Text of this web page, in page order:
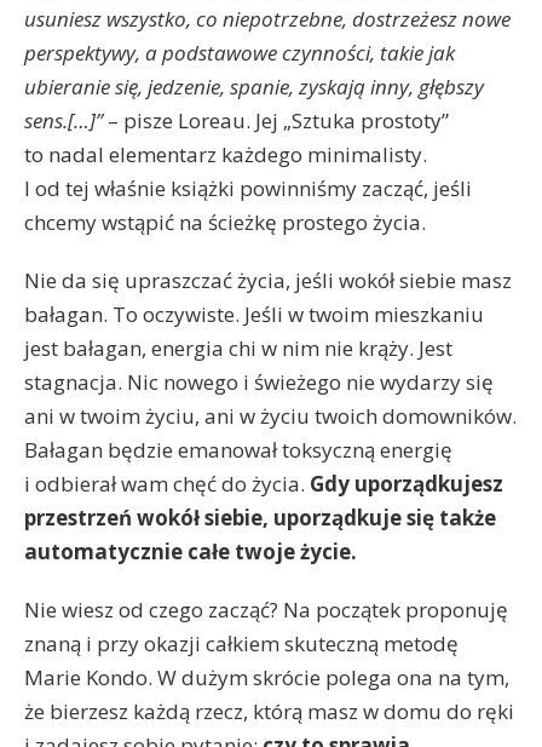
usuniesz wszystko, co niepotrzebne, dostrzeżesz nowe
perspektywy, a podstawowe czynności, takie jak
ubieranie się, jedzenie, spanie, zyskają inny, głębszy
sens.[…]”– pisze Loreau. Jej „Sztuka prostoty”
to nadal elementarz każdego minimalisty.
I od tej właśnie książki powinniśmy zacząć, jeśli
chcemy wstąpić na ścieżkę prostego życia.
Nie da się upraszczać życia, jeśli wokół siebie masz
bałagan. To oczywiste. Jeśli w twoim mieszkaniu
jest bałagan, energia chi w nim nie krąży. Jest
stagnacja. Nic nowego i świeżego nie wydarzy się
ani w twoim życiu, ani w życiu twoich domowników.
Bałagan będzie emanował toksyczną energię
i odbierał wam chęć do życia. Gdy uporządkujesz
przestrzeń wokół siebie, uporządkuje się także
automatycznie całe twoje życie.
Nie wiesz od czego zacząć? Na początek proponuję
znaną i przy okazji całkiem skuteczną metodę
Marie Kondo. W dużym skrócie polega ona na tym,
że bierzesz każdą rzecz, którą masz w domu do ręki